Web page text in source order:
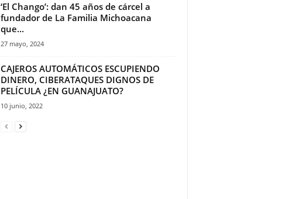
‘El Chango’: dan 45 años de cárcel a
fundador de La Familia Michoacana
que...
27 mayo, 2024
CAJEROS AUTOMÁTICOS ESCUPIENDO
DINERO, CIBERATAQUES DIGNOS DE
PELÍCULA ¿EN GUANAJUATO?
10 junio, 2022